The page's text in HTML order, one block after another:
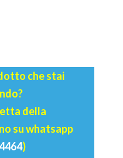
che stai
della
su whatsapp
)